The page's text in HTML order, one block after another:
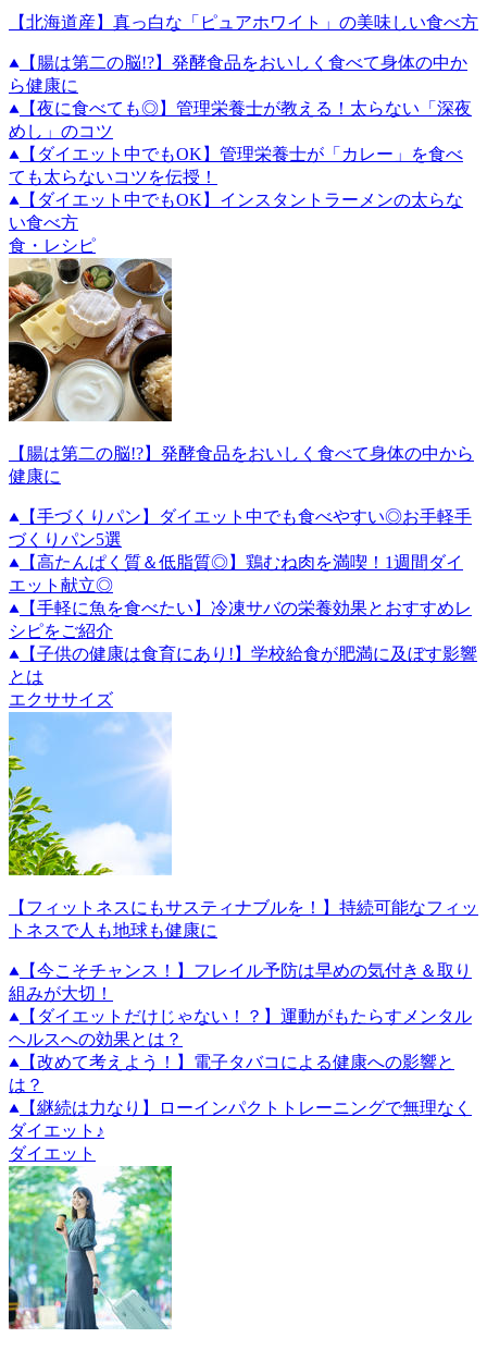
【北海道産】真っ白な「ピュアホワイト」の美味しい食べ方
【腸は第二の脳!?】発酵食品をおいしく食べて身体の中か
ら健康に
【夜に食べても◎】管理栄養士が教える！太らない「深夜
めし」のコツ
【ダイエット中でもOK】管理栄養士が「カレー」を食べ
ても太らないコツを伝授！
【ダイエット中でもOK】インスタントラーメンの太らな
い食べ方
食・レシピ
【腸は第二の脳!?】発酵食品をおいしく食べて身体の中から
健康に
【手づくりパン】ダイエット中でも食べやすい◎お手軽手
づくりパン5選
【高たんぱく質＆低脂質◎】鶏むね肉を満喫！1週間ダイ
エット献立◎
【手軽に魚を食べたい】冷凍サバの栄養効果とおすすめレ
シピをご紹介
【子供の健康は食育にあり!】学校給食が肥満に及ぼす影響
とは
エクササイズ
【フィットネスにもサスティナブルを！】持続可能なフィッ
トネスで人も地球も健康に
【今こそチャンス！】フレイル予防は早めの気付き＆取り
組みが大切！
【ダイエットだけじゃない！？】運動がもたらすメンタル
ヘルスへの効果とは？
【改めて考えよう！】電子タバコによる健康への影響と
は？
【継続は力なり】ローインパクトトレーニングで無理なく
ダイエット♪
ダイエット